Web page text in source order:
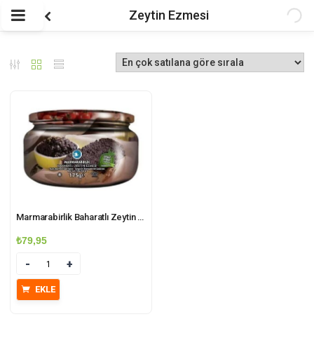
Zeytin Ezmesi
Marmarabirlik Baharatlı Zeytin Ezmesi 175 gr
₺79,95
Miktar
EKLE